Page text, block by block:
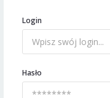
Login
Hasło